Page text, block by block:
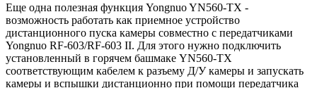
Еще одна полезная функция Yongnuo YN560-TX -
возможность работать как приемное устройство
дистанционного пуска камеры совместно с передатчиками
Yongnuo RF-603/RF-603 II. Для этого нужно подключить
установленный в горячем башмаке YN560-TX
соответствующим кабелем к разъему Д/У камеры и запускать
камеры и вспышки дистанционно при помощи передатчика